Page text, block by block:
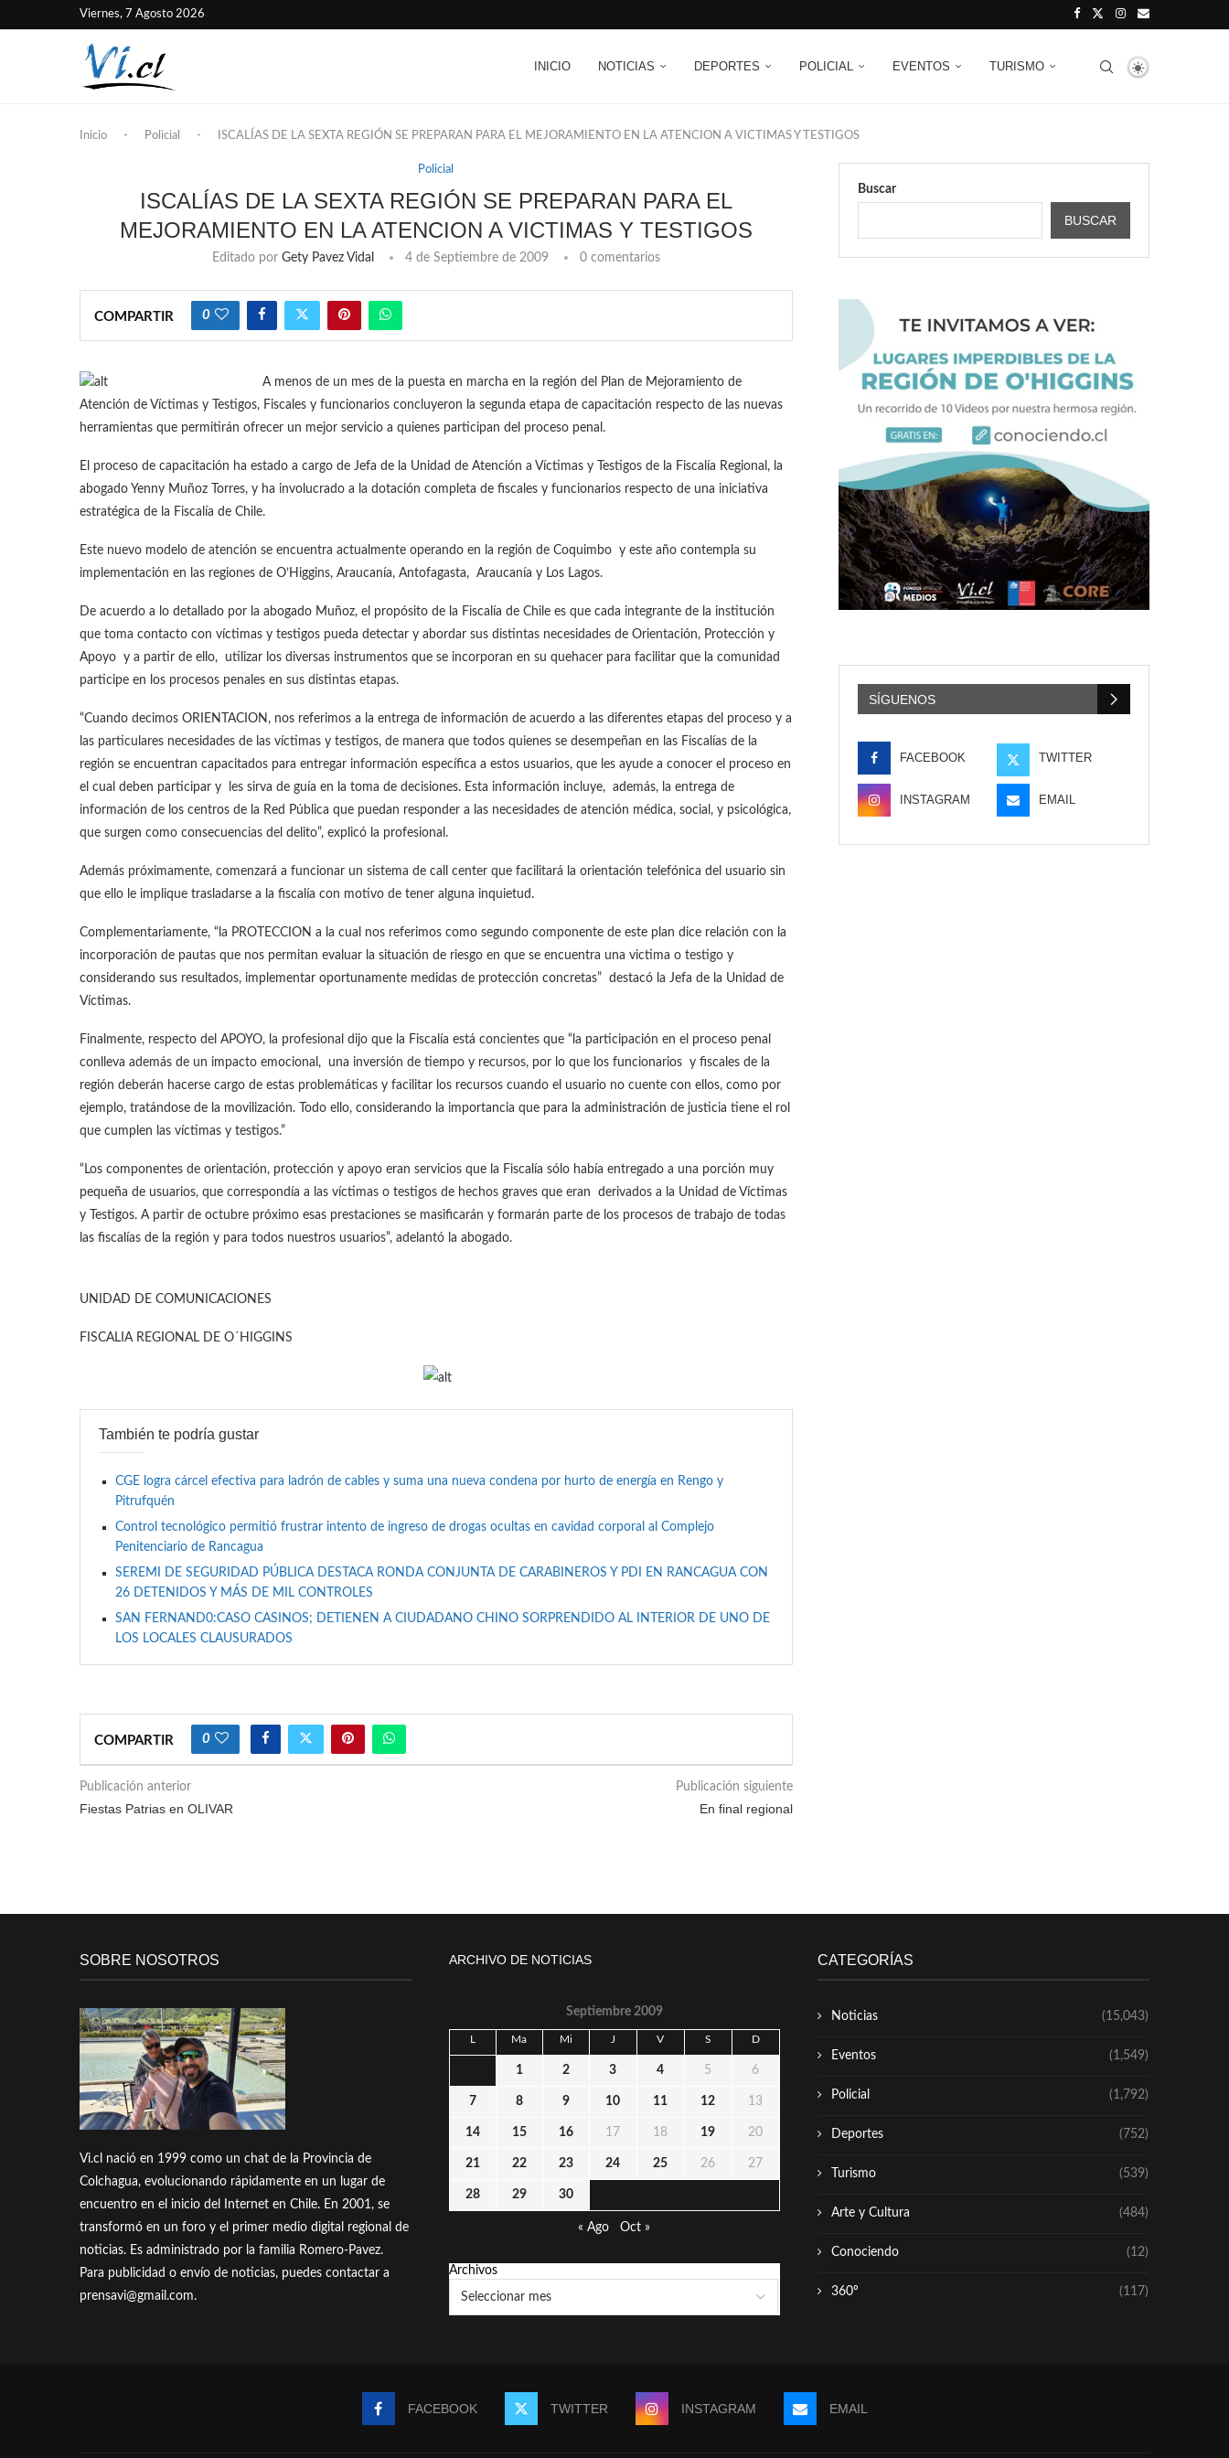
Viernes, 7 Agosto 2026
INICIO NOTICIAS DEPORTES POLICIAL EVENTOS TURISMO
Inicio - Policial - ISCALÍAS DE LA SEXTA REGIÓN SE PREPARAN PARA EL MEJORAMIENTO EN LA ATENCION A VICTIMAS Y TESTIGOS
Policial
ISCALÍAS DE LA SEXTA REGIÓN SE PREPARAN PARA EL
MEJORAMIENTO EN LA ATENCION A VICTIMAS Y TESTIGOS
Editado por Gety Pavez Vidal 4 de Septiembre de 2009 0 comentarios
COMPARTIR 0
A menos de un mes de la puesta en marcha en la región del Plan de Mejoramiento de
Atención de Víctimas y Testigos, Fiscales y funcionarios concluyeron la segunda etapa de capacitación respecto de las nuevas
herramientas que permitirán ofrecer un mejor servicio a quienes participan del proceso penal.
El proceso de capacitación ha estado a cargo de Jefa de la Unidad de Atención a Víctimas y Testigos de la Fiscalía Regional, la
abogado Yenny Muñoz Torres, y ha involucrado a la dotación completa de fiscales y funcionarios respecto de una iniciativa
estratégica de la Fiscalía de Chile.
Este nuevo modelo de atención se encuentra actualmente operando en la región de Coquimbo y este año contempla su
implementación en las regiones de O’Higgins, Araucanía, Antofagasta, Araucanía y Los Lagos.
De acuerdo a lo detallado por la abogado Muñoz, el propósito de la Fiscalía de Chile es que cada integrante de la institución
que toma contacto con víctimas y testigos pueda detectar y abordar sus distintas necesidades de Orientación, Protección y
Apoyo y a partir de ello, utilizar los diversas instrumentos que se incorporan en su quehacer para facilitar que la comunidad
participe en los procesos penales en sus distintas etapas.
“Cuando decimos ORIENTACION, nos referimos a la entrega de información de acuerdo a las diferentes etapas del proceso y a
las particulares necesidades de las víctimas y testigos, de manera que todos quienes se desempeñan en las Fiscalías de la
región se encuentran capacitados para entregar información específica a estos usuarios, que les ayude a conocer el proceso en
el cual deben participar y les sirva de guía en la toma de decisiones. Esta información incluye, además, la entrega de
información de los centros de la Red Pública que puedan responder a las necesidades de atención médica, social, y psicológica,
que surgen como consecuencias del delito”, explicó la profesional.
Además próximamente, comenzará a funcionar un sistema de call center que facilitará la orientación telefónica del usuario sin
que ello le implique trasladarse a la fiscalía con motivo de tener alguna inquietud.
Complementariamente, “la PROTECCION a la cual nos referimos como segundo componente de este plan dice relación con la
incorporación de pautas que nos permitan evaluar la situación de riesgo en que se encuentra una victima o testigo y
considerando sus resultados, implementar oportunamente medidas de protección concretas” destacó la Jefa de la Unidad de
Víctimas.
Finalmente, respecto del APOYO, la profesional dijo que la Fiscalía está concientes que “la participación en el proceso penal
conlleva además de un impacto emocional, una inversión de tiempo y recursos, por lo que los funcionarios y fiscales de la
región deberán hacerse cargo de estas problemáticas y facilitar los recursos cuando el usuario no cuente con ellos, como por
ejemplo, tratándose de la movilización. Todo ello, considerando la importancia que para la administración de justicia tiene el rol
que cumplen las víctimas y testigos.”
“Los componentes de orientación, protección y apoyo eran servicios que la Fiscalía sólo había entregado a una porción muy
pequeña de usuarios, que correspondía a las víctimas o testigos de hechos graves que eran derivados a la Unidad de Víctimas
y Testigos. A partir de octubre próximo esas prestaciones se masificarán y formarán parte de los procesos de trabajo de todas
las fiscalías de la región y para todos nuestros usuarios”, adelantó la abogado.
UNIDAD DE COMUNICACIONES
FISCALIA REGIONAL DE O´HIGGINS
También te podría gustar
CGE logra cárcel efectiva para ladrón de cables y suma una nueva condena por hurto de energía en Rengo y
Pitrufquén
Control tecnológico permitió frustrar intento de ingreso de drogas ocultas en cavidad corporal al Complejo
Penitenciario de Rancagua
SEREMI DE SEGURIDAD PÚBLICA DESTACA RONDA CONJUNTA DE CARABINEROS Y PDI EN RANCAGUA CON
26 DETENIDOS Y MÁS DE MIL CONTROLES
SAN FERNAND0:CASO CASINOS; DETIENEN A CIUDADANO CHINO SORPRENDIDO AL INTERIOR DE UNO DE
LOS LOCALES CLAUSURADOS
COMPARTIR 0
Publicación anterior
Fiestas Patrias en OLIVAR
Publicación siguiente
En final regional
Buscar
BUSCAR
SÍGUENOS
FACEBOOK TWITTER
INSTAGRAM EMAIL
SOBRE NOSOTROS
Vi.cl nació en 1999 como un chat de la Provincia de
Colchagua, evolucionando rápidamente en un lugar de
encuentro en el inicio del Internet en Chile. En 2001, se
transformó en un foro y el primer medio digital regional de
noticias. Es administrado por la familia Romero-Pavez.
Para publicidad o envío de noticias, puedes contactar a
prensavi@gmail.com.
ARCHIVO DE NOTICIAS
Septiembre 2009
L Ma Mi J V S D
1 2 3 4 5 6
7 8 9 10 11 12 13
14 15 16 17 18 19 20
21 22 23 24 25 26 27
28 29 30
« Ago Oct »
Archivos
CATEGORÍAS
Noticias (15,043)
Eventos (1,549)
Policial (1,792)
Deportes (752)
Turismo (539)
Arte y Cultura (484)
Conociendo (12)
360º (117)
FACEBOOK TWITTER INSTAGRAM EMAIL